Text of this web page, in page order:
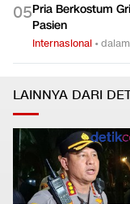
05Pria Berkostum
Pasien
Internasional •
LAINNYA DARI